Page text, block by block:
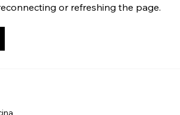
vzduchu: Jak
or refreshing the page.